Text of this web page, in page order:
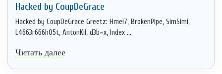
Hacked by CoupDeGrace
Hacked by CoupDeGrace Greetz: Hmei7, BrokenPipe, SimSimi,
L4663r666h05t, AntonKil, d3b~x, Index ...
Читать далее